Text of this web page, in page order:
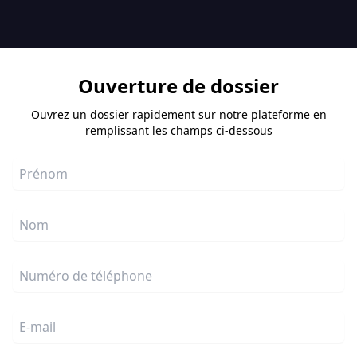
Ouverture de dossier
Ouvrez un dossier rapidement sur notre plateforme en
remplissant les champs ci-dessous
Prénom
Nom
Numéro de téléphone
E-mail